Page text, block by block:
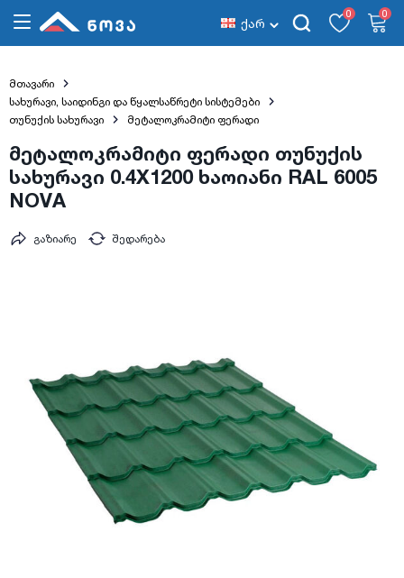
ქარ
0 0
მთავარი
სახურავი, საიდინგი და წყალსაწრეტი სისტემები
თუნუქის სახურავი
მეტალოკრამიტი ფერადი
მეტალოკრამიტი ფერადი თუნუქის
სახურავი 0.4X1200 ხაოიანი RAL 6005
NOVA
შედარება
გაზიარე